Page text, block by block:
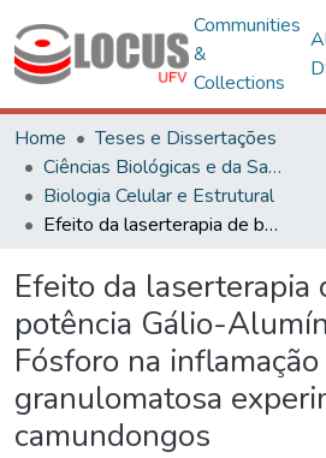
Communities
&
Collections
Home
Teses e Dissertações
Ciências Biológicas e da Saúde
Biologia Celular e Estrutural
Efeito da laserterapia de baixa potência Gálio-Alumínio-Índio- Fósforo na inflamação granulomatosa experimental em camundongos
Efeito da laserterapia
potência Gálio-
Fósforo na inflamação
granulomatosa
camundongos